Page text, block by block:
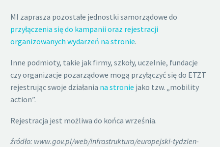
MI zaprasza pozostałe jednostki samorządowe do
przyłączenia się do kampanii oraz rejestracji
organizowanych wydarzeń na stronie.
Inne podmioty, takie jak firmy, szkoły, uczelnie, fundacje
czy organizacje pozarządowe mogą przyłączyć się do ETZT
rejestrując swoje działania na stronie jako tzw. „mobility
action”.
Rejestracja jest możliwa do końca września.
źródło: www.gov.pl/web/infrastruktura/europejski-tydzien-